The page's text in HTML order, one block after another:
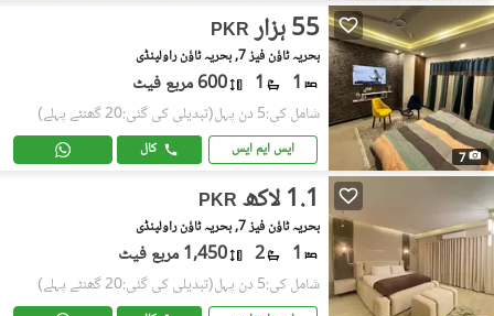
7
PKR 55 ہزار
بحریہ ٹاؤن فیز 7, بحریہ ٹاؤن راولپنڈی
1
1 600 مربع فیٹ
شامل کی:5 دن پہل (تبدیلی کی گئی:20 گھنٹے پہلے)
ایس ایم ایس کال
PKR 1.1 لاکھ
بحریہ ٹاؤن فیز 7, بحریہ ٹاؤن راولپنڈی
1
2 1,450 مربع فیٹ
شامل کی:5 دن پہل (تبدیلی کی گئی:20 گھنٹے پہلے)